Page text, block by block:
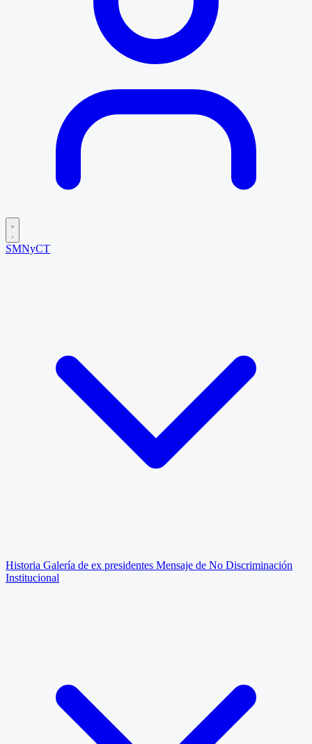
SMNyCT
Historia Galería de ex presidentes Mensaje de No Discriminación
Institucional